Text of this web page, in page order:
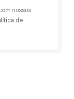
nossos
de